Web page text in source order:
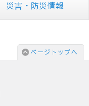
災害・防災情報
ページトップへ